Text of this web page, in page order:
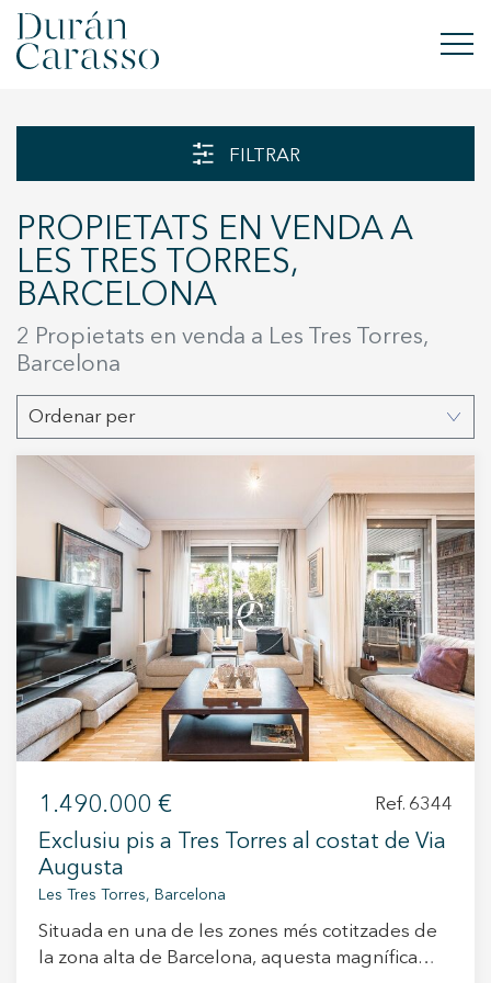
VENDRE
OBRA NOVA
INVERSIONS
GRUP DC
CONTACTE
+34 935 178 067
ES CA EN FR
FILTRAR
PROPIETATS EN VENDA A
LES TRES TORRES,
BARCELONA
2 Propietats en venda a Les Tres Torres,
Barcelona
Ordenar per
1.490.000 € Ref. 6344
Exclusiu pis a Tres Torres al costat de Via
Augusta
Les Tres Torres, Barcelona
Situada en una de les zones més cotitzades de
la zona alta de Barcelona, aquesta magnífica